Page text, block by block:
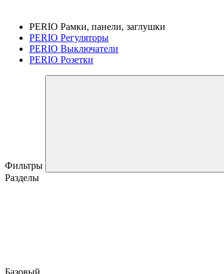
PERIO Рамки, панели, заглушки
PERIO Регуляторы
PERIO Выключатели
PERIO Розетки
Фильтры
Разделы
Базовый